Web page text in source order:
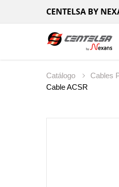
CENTELSA BY
Catálogo Cables
Cable ACSR